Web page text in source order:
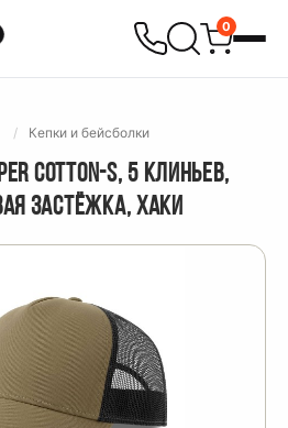
0
Кепки и бейсболки
COTTON-S, 5 КЛИНЬЕВ,
ЗАСТЁЖКА, ХАКИ